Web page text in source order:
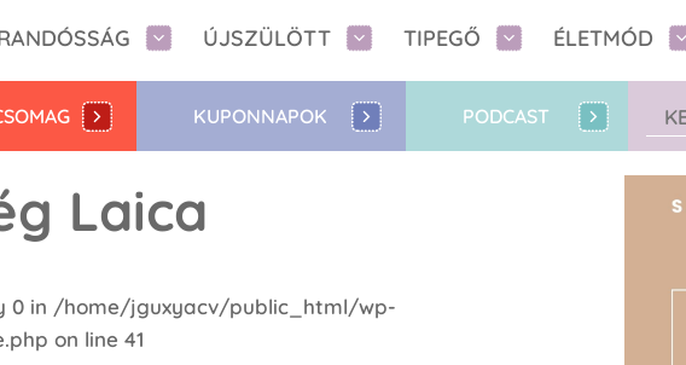
ÚJSZÜLÖTT TIPEGŐ ÉLETMÓD
KUPONNAPOK PODCAST
Laica
0 in /home/jguxyacv/public_html/wp-
on line 41